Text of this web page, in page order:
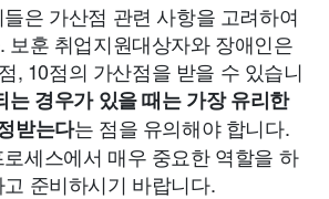
은 가산점 관련 사항을 고려하여
보훈 취업지원대상자와 장애인은
, 10점의 가산점을 받을 수 있습니
는 경우가 있을 때는 가장 유리한
받는다는 점을 유의해야 합니다.
세스에서 매우 중요한 역할을 하
준비하시기 바랍니다.